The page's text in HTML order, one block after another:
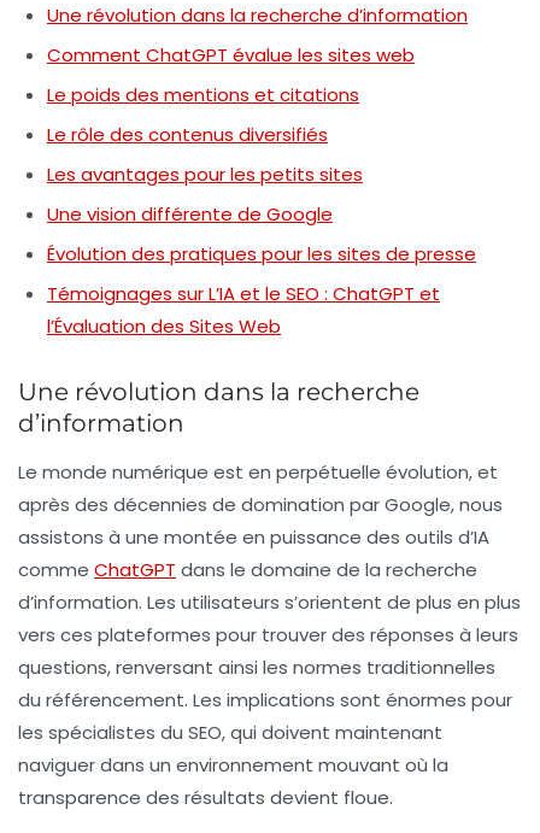
Une révolution dans la recherche d’information
Comment ChatGPT évalue les sites web
Le poids des mentions et citations
Le rôle des contenus diversifiés
Les avantages pour les petits sites
Une vision différente de Google
Évolution des pratiques pour les sites de presse
Témoignages sur L’IA et le SEO : ChatGPT et
l’Évaluation des Sites Web
Une révolution dans la recherche
d’information
Le monde numérique est en perpétuelle évolution, et
après des décennies de domination par Google, nous
assistons à une montée en puissance des outils d’IA
comme ChatGPT dans le domaine de la recherche
d’information. Les utilisateurs s’orientent de plus en plus
vers ces plateformes pour trouver des réponses à leurs
questions, renversant ainsi les normes traditionnelles
du référencement. Les implications sont énormes pour
les spécialistes du SEO, qui doivent maintenant
naviguer dans un environnement mouvant où la
transparence des résultats devient floue.